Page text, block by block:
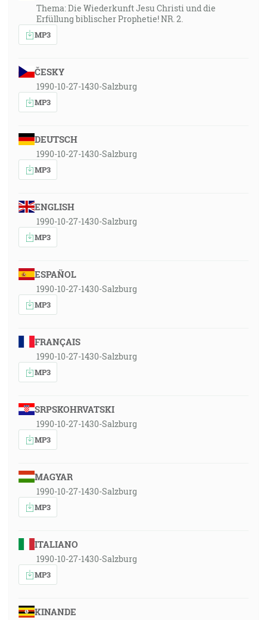
Thema: Die Wiederkunft Jesu Christi und die
Erfüllung biblischer Prophetie! NR. 2.
MP3
ČESKY
1990-10-27-1430-Salzburg
MP3
DEUTSCH
1990-10-27-1430-Salzburg
MP3
ENGLISH
1990-10-27-1430-Salzburg
MP3
ESPAÑOL
1990-10-27-1430-Salzburg
MP3
FRANÇAIS
1990-10-27-1430-Salzburg
MP3
SRPSKOHRVATSKI
1990-10-27-1430-Salzburg
MP3
MAGYAR
1990-10-27-1430-Salzburg
MP3
ITALIANO
1990-10-27-1430-Salzburg
MP3
KINANDE